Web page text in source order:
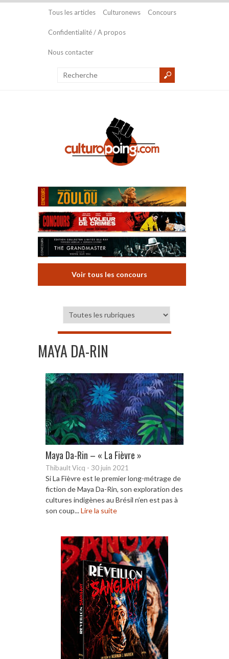
Tous les articles Culturonews Concours
Confidentialité / A propos
Nous contacter
Voir tous les concours
MAYA DA-RIN
Maya Da-Rin – « La Fièvre »
Thibault Vicq - 30 juin 2021
Si La Fièvre est le premier long-métrage de
fiction de Maya Da-Rin, son exploration des
cultures indigènes au Brésil n’en est pas à
son coup...Lire la suite